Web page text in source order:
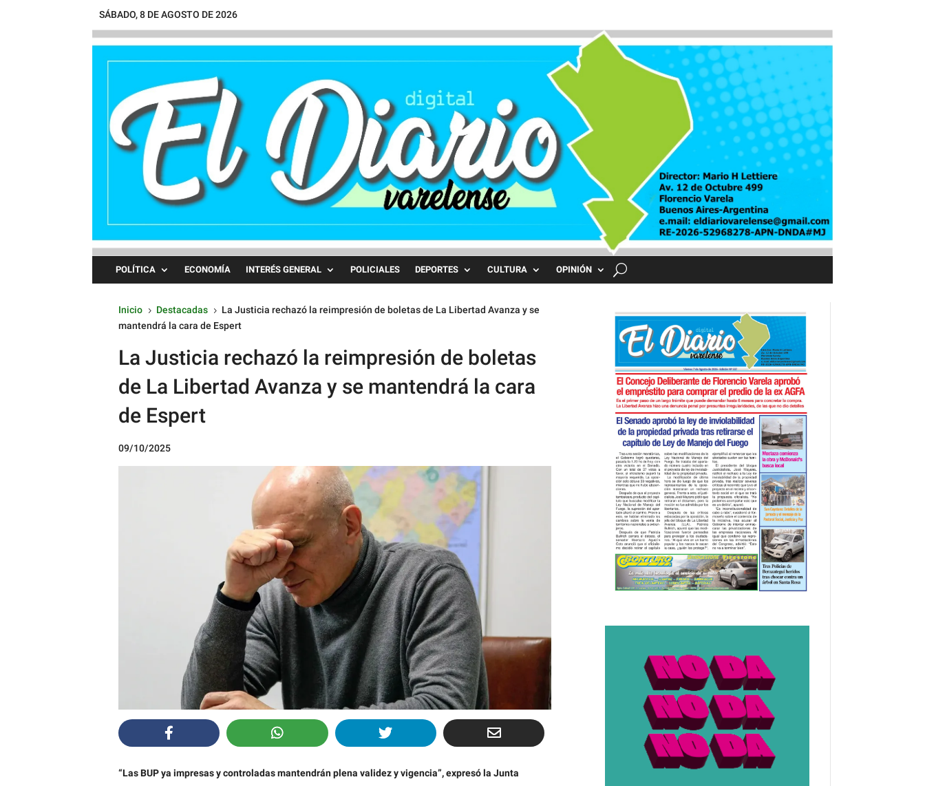
SÁBADO, 8 DE AGOSTO DE 2026
POLÍTICA ECONOMÍA INTERÉS GENERAL POLICIALES DEPORTES CULTURA OPINIÓN
Inicio 5 Destacadas 5 La Justicia rechazó la reimpresión de boletas de La Libertad Avanza y se
mantendrá la cara de Espert
La Justicia rechazó la reimpresión de boletas
de La Libertad Avanza y se mantendrá la cara
de Espert
09/10/2025
“Las BUP ya impresas y controladas mantendrán plena validez y vigencia”, expresó la Junta